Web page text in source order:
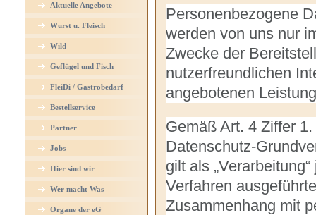
Aktuelle Angebote
Wurst u. Fleisch
Wild
Geflügel und Fisch
FleiDi / Gastrobedarf
Bestellservice
Partner
Jobs
Hier sind wir
Wer macht Was
Organe der eG
Personenbezogene
werden von uns nur
Zwecke der
nutzerfreundlichen
angebotenen
Gemäß Art. 4 Ziffer
Datenschutz-
gilt als
Verfahren
Zusammenhang mit